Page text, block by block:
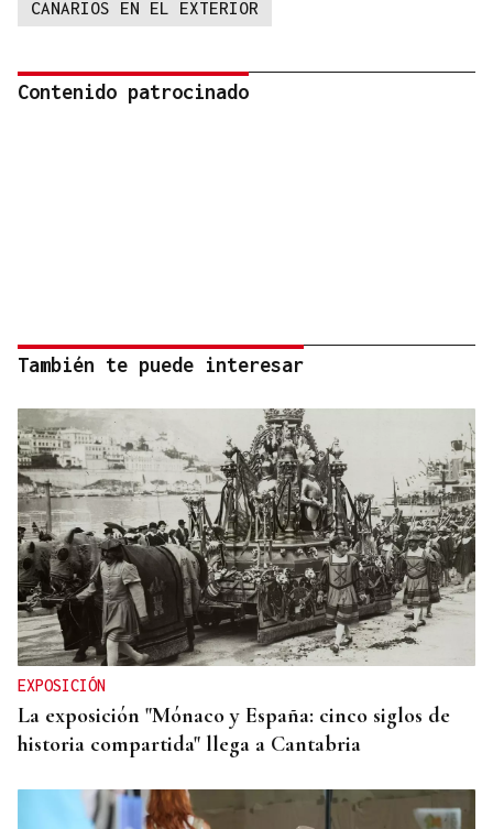
CANARIOS EN EL EXTERIOR
Contenido patrocinado
También te puede interesar
EXPOSICIÓN
La exposición "Mónaco y España: cinco siglos de
historia compartida" llega a Cantabria